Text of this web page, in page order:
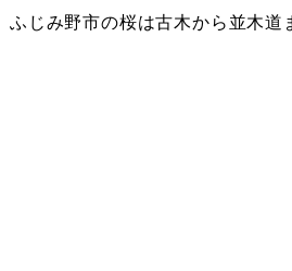
ふじみ野市の桜は古木から並木道